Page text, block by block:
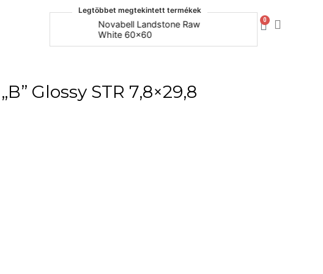
Legtöbbet megtekintett termékek
Novabell Landstone Raw
White 60x60
0
Glossy STR 7,8×29,8